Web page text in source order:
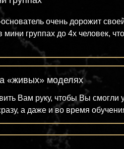
очень дорожит
мини группах до 4х человек,
Вам руку, чтобы Вы смогли
а даже и во время
«живых» моделях